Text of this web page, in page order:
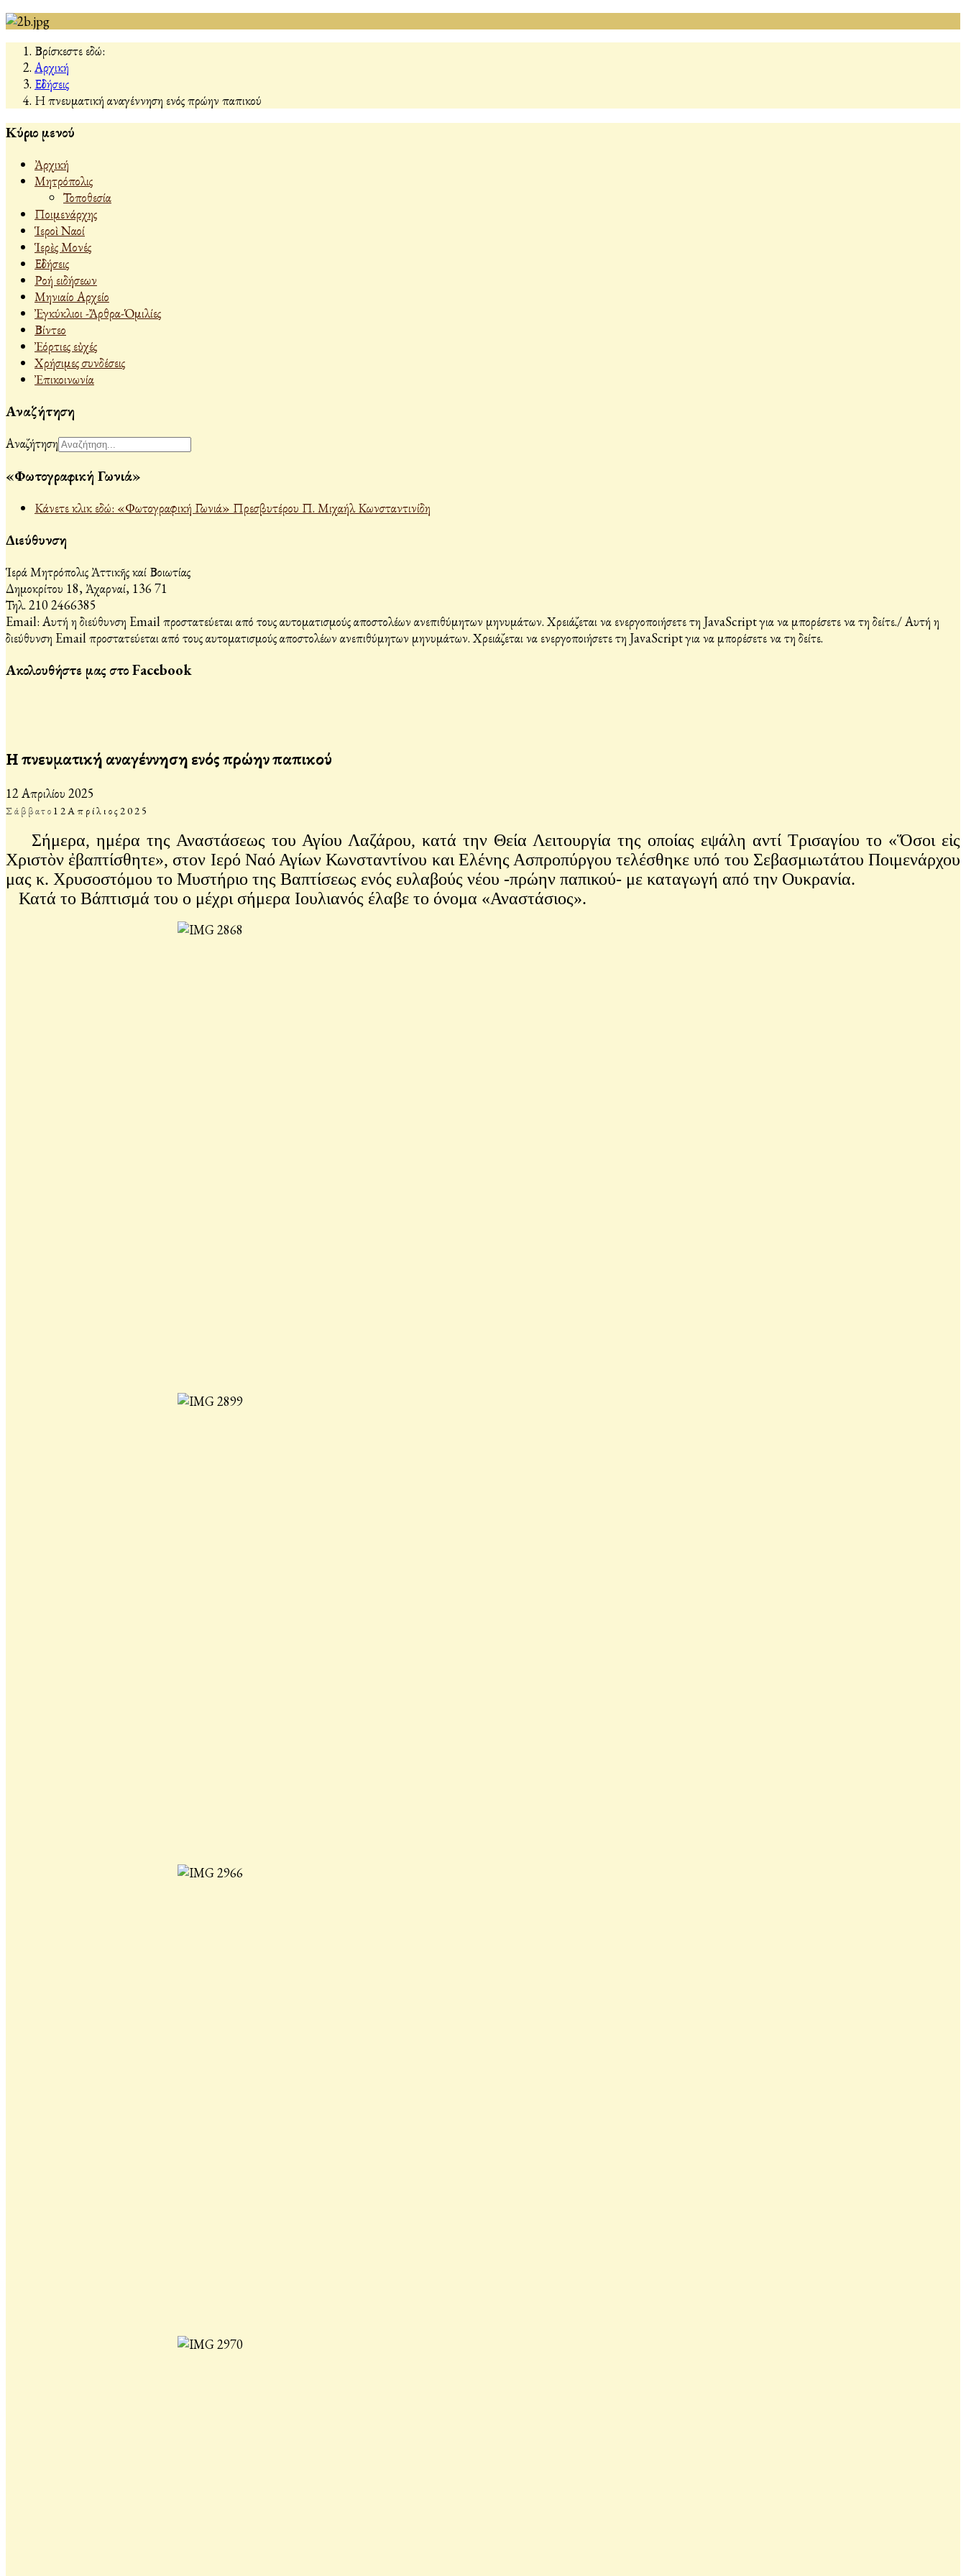
Βρίσκεστε εδώ:
Αρχική
Εἰδήσεις
Η πνευματική αναγέννηση ενός πρώην παπικού
Κύριο μενού
Ἀρχική
Μητρόπολις
Τοποθεσία
Ποιμενάρχης
Ἱεροὶ Ναοί
Ἱερὲς Μονές
Εἰδήσεις
Ροή ειδήσεων
Μηνιαίο Αρχείο
Ἐγκύκλιοι -Ἄρθρα-Ὁμιλίες
Βίντεο
Ἐόρτιες εὐχές
Χρήσιμες συνδέσεις
Ἐπικοινωνία
Αναζήτηση
Αναζήτηση
«Φωτογραφική Γωνιά»
Κάνετε κλικ εδώ: «Φωτογραφική Γωνιά» Πρεσβυτέρου Π. Μιχαήλ Κωνσταντινίδη
Διεύθυνση
Ἱερά Μητρόπολις Ἀττικῆς καί Βοιωτίας
Δημοκρίτου 18, Ἀχαρναί, 136 71
Τηλ. 210 2466385
Email: Αυτή η διεύθυνση Email προστατεύεται από τους αυτοματισμούς αποστολέων ανεπιθύμητων μηνυμάτων. Χρειάζεται να ενεργοποιήσετε τη JavaScript για να μπορέσετε να τη δείτε./Αυτή η
διεύθυνση Email προστατεύεται από τους αυτοματισμούς αποστολέων ανεπιθύμητων μηνυμάτων. Χρειάζεται να ενεργοποιήσετε τη JavaScript για να μπορέσετε να τη δείτε.
Ακολουθήστε μας στο Facebook
Η πνευματική αναγέννηση ενός πρώην παπικού
12 Απριλίου 2025
Σάββατο 12Απρίλιος2025
Σήμερα, ημέρα της Αναστάσεως του Αγίου Λαζάρου, κατά την Θεία Λειτουργία της οποίας εψάλη αντί Τρισαγίου το «Ὅσοι εἰς
Χριστὸν ἐβαπτίσθητε», στον Ιερό Ναό Αγίων Κωνσταντίνου και Ελένης Ασπροπύργου τελέσθηκε υπό του Σεβασμιωτάτου Ποιμενάρχου
μας κ. Χρυσοστόμου το Μυστήριο της Βαπτίσεως ενός ευλαβούς νέου -πρώην παπικού- με καταγωγή από την Ουκρανία.
Κατά το Βάπτισμά του ο μέχρι σήμερα Ιουλιανός έλαβε το όνομα «Αναστάσιος».